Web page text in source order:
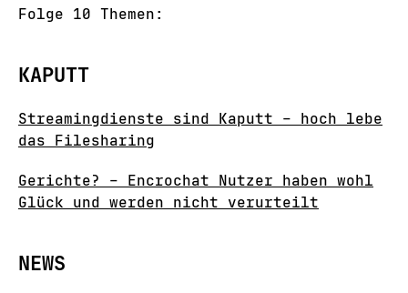
Folge 10 Themen:
KAPUTT
Streamingdienste sind Kaputt – hoch lebe
das Filesharing
Gerichte? – Encrochat Nutzer haben wohl
Glück und werden nicht verurteilt
NEWS